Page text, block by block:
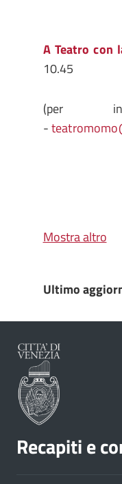
A Teatro con
10.45
(per
-
Mostra altro
Ultimo
Recapiti e